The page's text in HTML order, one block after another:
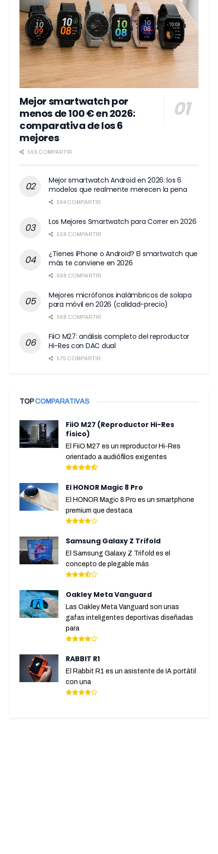
Mejor smartwatch por
menos de 100 € en 2026:
comparativa de los 6
mejores
559 COMPARTIR
Mejor smartwatch Android en 2026: los 6
modelos que realmente merecen la pena
564 COMPARTIR
Los Mejores Smartwatch para Correr en 2026
559 COMPARTIR
¿Tienes iPhone o Android? El smartwatch que
más te conviene en 2026
568 COMPARTIR
Mejores micrófonos inalámbricos de solapa
para móvil en 2026 (calidad-precio)
568 COMPARTIR
FiiO M27: análisis completo del reproductor
Hi-Res con DAC dual
575 COMPARTIR
TOPCOMPARATIVAS
FiiO M27 (Reproductor Hi-Res
físico)
El FiiO M27 es un reproductor Hi-Res
orientado a audiófilos exigentes
El HONOR Magic 8 Pro
El HONOR Magic 8 Pro es un smartphone
premium que destaca
Samsung Galaxy Z Trifold
El Samsung Galaxy Z Trifold es el
concepto de plegable más
Oakley Meta Vanguard
Las Oakley Meta Vanguard son unas
gafas inteligentes deportivas diseñadas
para
RABBIT R1
El Rabbit R1 es un asistente de IA portátil
con una